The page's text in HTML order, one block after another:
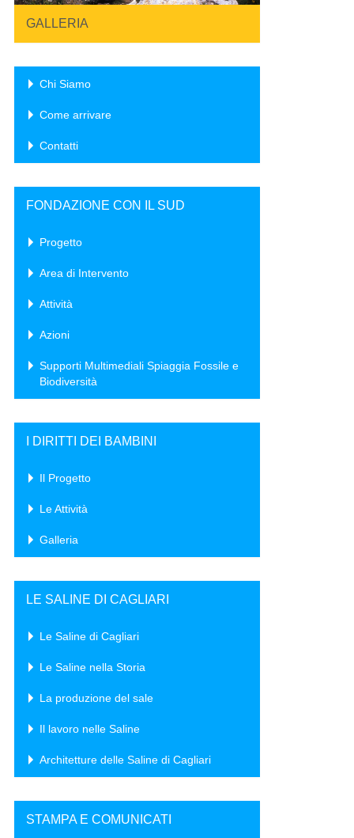
GALLERIA
Chi Siamo
Come arrivare
Contatti
FONDAZIONE CON IL SUD
Progetto
Area di Intervento
Attività
Azioni
Supporti Multimediali Spiaggia Fossile e
Biodiversità
I DIRITTI DEI BAMBINI
Il Progetto
Le Attività
Galleria
LE SALINE DI CAGLIARI
Le Saline di Cagliari
Le Saline nella Storia
La produzione del sale
Il lavoro nelle Saline
Architetture delle Saline di Cagliari
STAMPA E COMUNICATI